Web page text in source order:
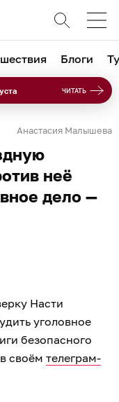
Блоги
ЧИТАТЬ
Анастасия Малышева
неё
дело —
Насти
уголовное
безопасного
своём телеграм-